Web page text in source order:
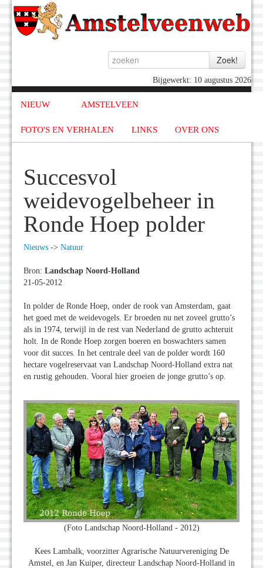
Bijgewerkt: 10 augustus 2026
NIEUW AMSTELVEEN
FOTO'S EN VERHALEN LINKS OVER ONS
Succesvol
weidevogelbeheer in
Ronde Hoep polder
Nieuws -> Natuur
Bron: Landschap Noord-Holland
21-05-2012
In polder de Ronde Hoep, onder de rook van Amsterdam, gaat
het goed met de weidevogels. Er broeden nu net zoveel grutto’s
als in 1974, terwijl in de rest van Nederland de grutto achteruit
holt. In de Ronde Hoep zorgen boeren en boswachters samen
voor dit succes. In het centrale deel van de polder wordt 160
hectare vogelreservaat van Landschap Noord-Holland extra nat
en rustig gehouden. Vooral hier groeien de jonge grutto’s op.
(Foto Landschap Noord-Holland - 2012)
Kees Lambalk, voorzitter Agrarische Natuurvereniging De
Amstel, en Jan Kuiper, directeur Landschap Noord-Holland in